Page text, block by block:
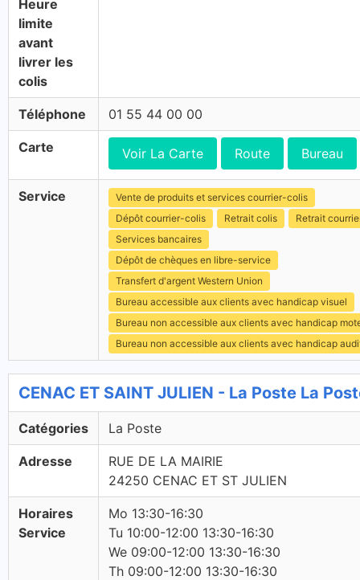
Heure
limite
avant
livrer les
colis
Téléphone 01 55 44 00 00
Carte Voir La Carte Route Bureau
Service
Vente de produits et services courrier-colis
Dépôt courrier-colis
Retrait colis
Retrait
Services bancaires
Dépôt de chèques en libre-service
Transfert d'argent Western Union
Bureau accessible aux clients avec handicap visuel
Bureau non accessible aux clients avec handicap
Bureau non accessible aux clients avec handicap
CENAC ET SAINT JULIEN - La Poste La
Catégories La Poste
Adresse
RUE DE LA MAIRIE
24250 CENAC ET ST JULIEN
Horaires
Service
Mo 13:30-16:30
Tu 10:00-12:00 13:30-16:30
We 09:00-12:00 13:30-16:30
Th 09:00-12:00 13:30-16:30